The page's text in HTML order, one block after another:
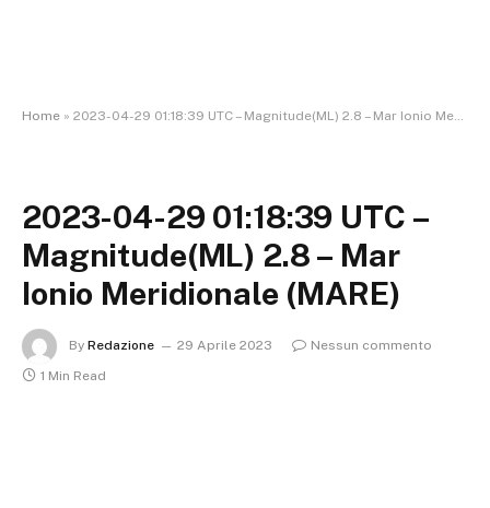
Home » 2023-04-29 01:18:39 UTC – Magnitude(ML) 2.8 – Mar Ionio Meridionale (MARE)
2023-04-29 01:18:39 UTC –
Magnitude(ML) 2.8 – Mar
Ionio Meridionale (MARE)
By Redazione 29 Aprile 2023
Nessun commento
1 Min Read